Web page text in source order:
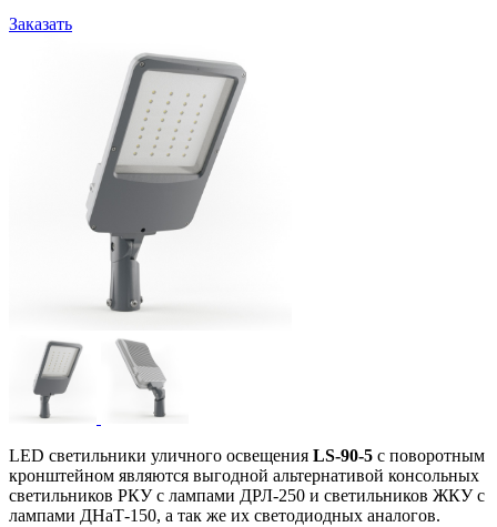
Заказать
LED светильники уличного освещения LS-90-5 с поворотным
кронштейном являются выгодной альтернативой консольных
светильников РКУ с лампами ДРЛ-250 и светильников ЖКУ с
лампами ДНаТ-150, а так же их светодиодных аналогов.